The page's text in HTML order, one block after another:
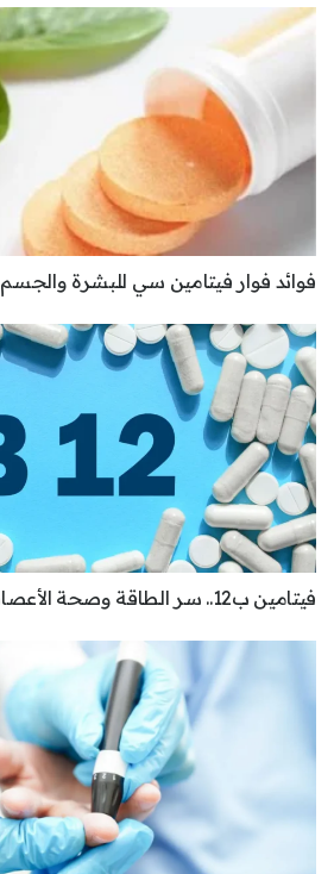
فوائد فوار فيتامين سي للبشرة والجسم
فيتامين ب12.. سر الطاقة وصحة الأعصاب